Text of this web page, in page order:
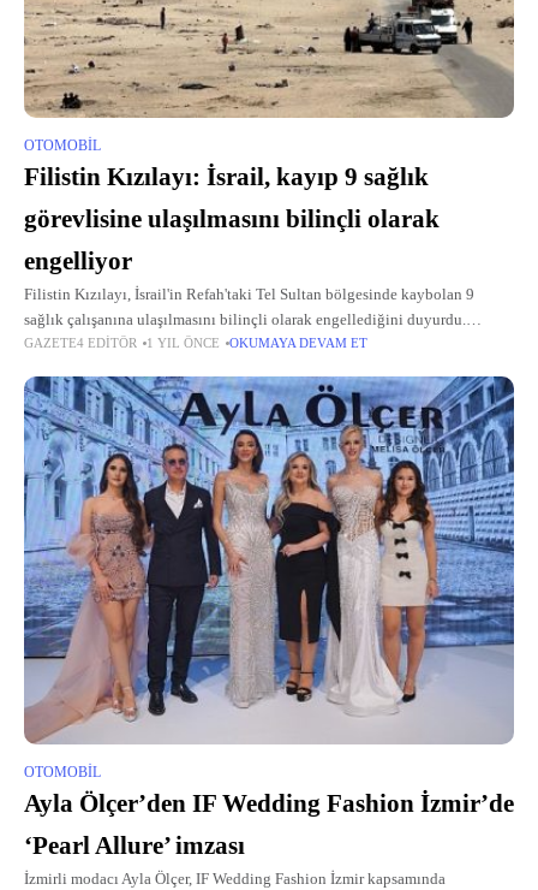
OTOMOBIL
Filistin Kızılayı: İsrail, kayıp 9 sağlık
görevlisine ulaşılmasını bilinçli olarak
engelliyor
Filistin Kızılayı, İsrail'in Refah'taki Tel Sultan bölgesinde kaybolan 9
sağlık çalışanına ulaşılmasını bilinçli olarak engellediğini duyurdu.
Filistin Kızılayı'ndan yapılan açıklamada, 7 gündür kendilerinden haber
GAZETE4 EDITÖR 1 YIL ÖNCE OKUMAYA DEVAM ET
OTOMOBIL
Ayla Ölçer’den IF Wedding Fashion İzmir’de
‘Pearl Allure’ imzası
İzmirli modacı Ayla Ölçer, IF Wedding Fashion İzmir kapsamında